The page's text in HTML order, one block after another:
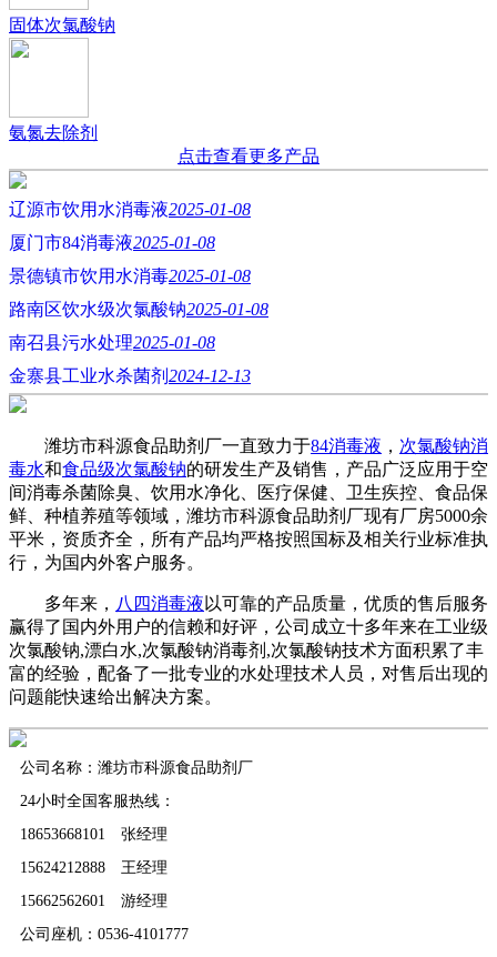
固体次氯酸钠
氨氮去除剂
点击查看更多产品
辽源市饮用水消毒液2025-01-08
厦门市84消毒液2025-01-08
景德镇市饮用水消毒2025-01-08
路南区饮水级次氯酸钠2025-01-08
南召县污水处理2025-01-08
金寨县工业水杀菌剂 2024-12-13
潍坊市科源食品助剂厂一直致力于84消毒液 ， 次氯酸钠消
毒水和食品级次氯酸钠的研发生产及销售，产品广泛应用于空
间消毒杀菌除臭、饮用水净化、医疗保健、卫生疾控、食品保
鲜、种植养殖等领域，潍坊市科源食品助剂厂现有厂房5000余
平米，资质齐全，所有产品均严格按照国标及相关行业标准执
行，为国内外客户服务。
多年来， 八四消毒液 以可靠的产品质量，优质的售后服务
赢得了国内外用户的信赖和好评，公司成立十多年来在工业级
次氯酸钠,漂白水,次氯酸钠消毒剂,次氯酸钠技术方面积累了丰
富的经验，配备了一批专业的水处理技术人员，对售后出现的
问题能快速给出解决方案。
公司名称：潍坊市科源食品助剂厂
24小时全国客服热线：
18653668101 张经理
15624212888 王经理
15662562601 游经理
公司座机：0536-4101777